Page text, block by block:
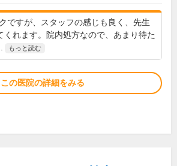
ですが、スタッフの感じも良く、先生
くれます。院内処方なので、あまり待た
もっと読む
この医院の詳細をみる